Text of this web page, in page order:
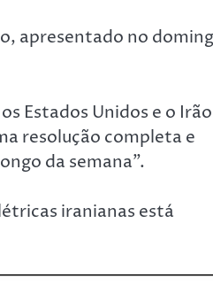
apresentado no
Estados Unidos e o Irão
resolução completa e
da semana”.
iranianas está